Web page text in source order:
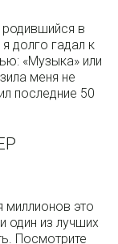
в
долго гадал к
«Музыка» или
меня не
последние 50
миллионов это
один из лучших
Посмотрите